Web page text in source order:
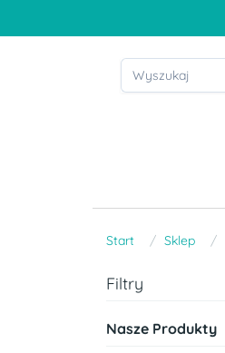
Start Sklep
Filtry
Nasze Produkty